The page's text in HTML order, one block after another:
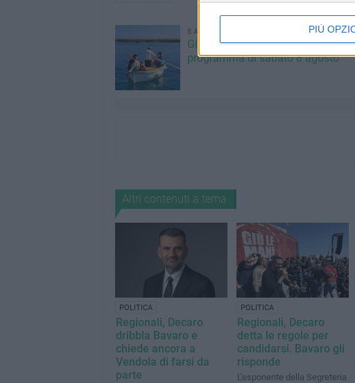
PIÙ
8 AGOSTO 2026
Giovinazzo Estate 2026: il
programma di sabato 8 agosto
Altri contenuti a tema
POLITICA
Regionali, Decaro
dribbla Bavaro e
chiede ancora a
Vendola di farsi da
parte
POLITICA
Regionali, Decaro
detta le regole per
candidarsi. Bavaro gli
risponde
L'esponente della Segreteria